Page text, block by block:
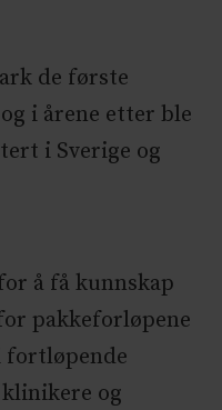
de første
i årene etter ble
i Sverige og
å få kunnskap
pakkeforløpene
fortløpende
og